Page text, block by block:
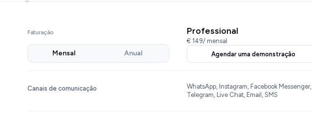
Faturação
Mensal Anual
Professional
€ 149/ mensal
Agendar uma demonstração
Canais de comunicação
WhatsApp, Instagram, Facebook Messenger,
Telegram, Live Chat, Email, SMS